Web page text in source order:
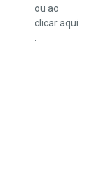
ou ao
clicaraqui